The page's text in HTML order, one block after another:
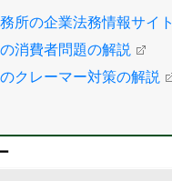
所の企業法務情報サイト
消費者問題の解説
クレーマー対策の解説